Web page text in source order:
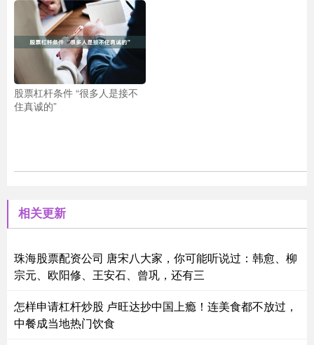
股票杠杆条件 “很多人是接不
住真诚的”
相关更新
珠海股票配资公司 唐宋八大家，你可能听说过：韩愈、柳
宗元、欧阳修、王安石、曾巩，还有三
怎样申请杠杆炒股 卢旺达抄中国上瘾！连美食都不放过，
中餐成当地热门饮食